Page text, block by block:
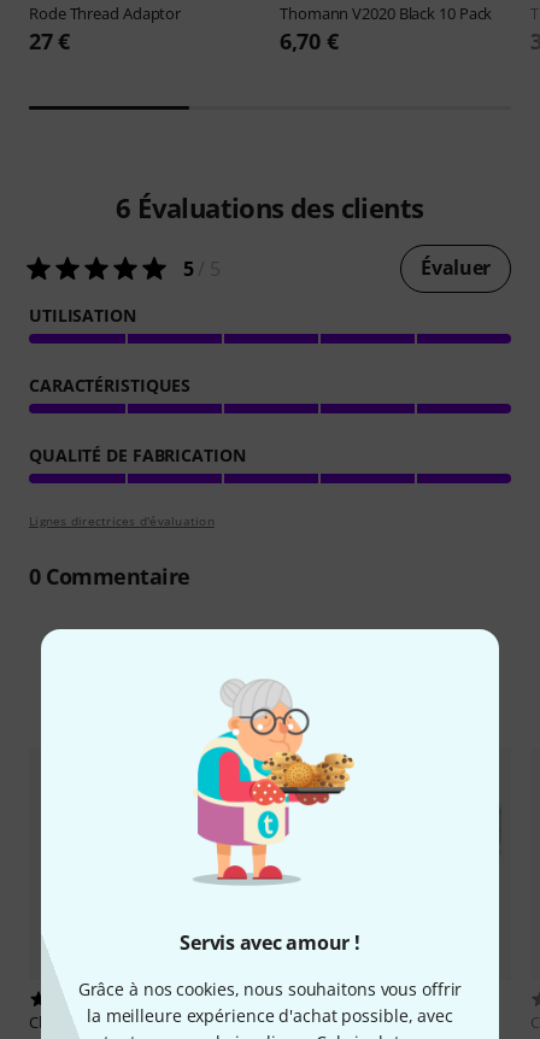
Servis avec amour !
Grâce à nos cookies, nous souhaitons vous offrir
la meilleure expérience d'achat possible, avec
RodeThread Adaptor
27 €
ThomannV2020 Black 10 Pack
6,70 €
6 Évaluations des clients
5/ 5 Évaluer
UTILISATION
CARACTÉRISTIQUES
QUALITÉ DE FABRICATION
Lignes directrices d'évaluation
0Commentaire
Comparez les alternatives
1
Clearsonic HF48
4
ClearsonicHCNL "H" Channel